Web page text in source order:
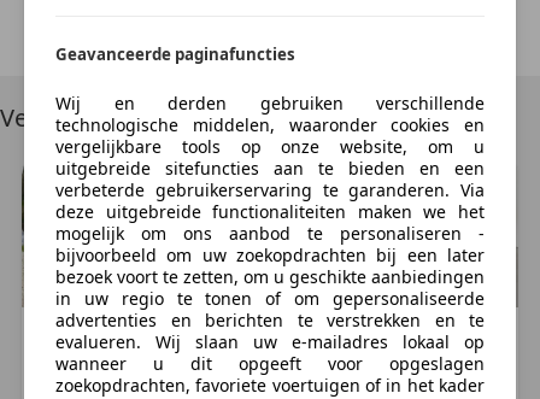
Disclaimer: Alle moeite is genomen om de informatie
op onze internetsite zo accuraat en actueel mogelijk
weer te geven. Fouten zijn echter nooit uit te sluiten.
Er kunnen dan ook geen rechten aan deze
advertentie worden ontleend. Vertrouwt u daarom
niet alleen op deze informatie, maar controleer bij
aankoop de zaken die uw beslissing zouden kunnen
beïnvloeden
Meer informatie
Algemene informatie
Modelreeks:nov. 2001 - mei 2005
Vergelijkbare voertuigen
VolkswagenGolf
€ 19.950
VolkswagenGolf
€ 13.950
Geavanceerde paginafuncties
Wij en derden gebruiken verschillende
technologische middelen, waaronder cookies en
vergelijkbare tools op onze website, om u
uitgebreide sitefuncties aan te bieden en een
verbeterde gebruikerservaring te garanderen. Via
deze uitgebreide functionaliteiten maken we het
mogelijk om ons aanbod te personaliseren -
bijvoorbeeld om uw zoekopdrachten bij een later
bezoek voort te zetten, om u geschikte aanbiedingen
in uw regio te tonen of om gepersonaliseerde
advertenties en berichten te verstrekken en te
evalueren. Wij slaan uw e-mailadres lokaal op
wanneer u dit opgeeft voor opgeslagen
zoekopdrachten, favoriete voertuigen of in het kader